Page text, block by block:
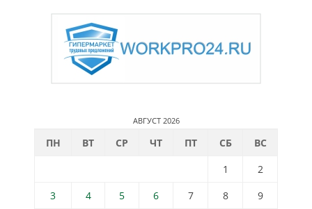
АВГУСТ 2026
ПН ВТ СР ЧТ ПТ СБ
ВС
1
2
3
4 5 6 7 8
9